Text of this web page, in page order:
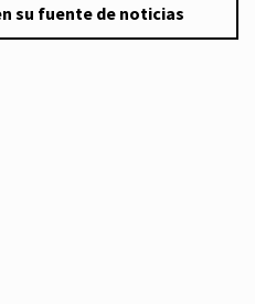
su fuente de noticias